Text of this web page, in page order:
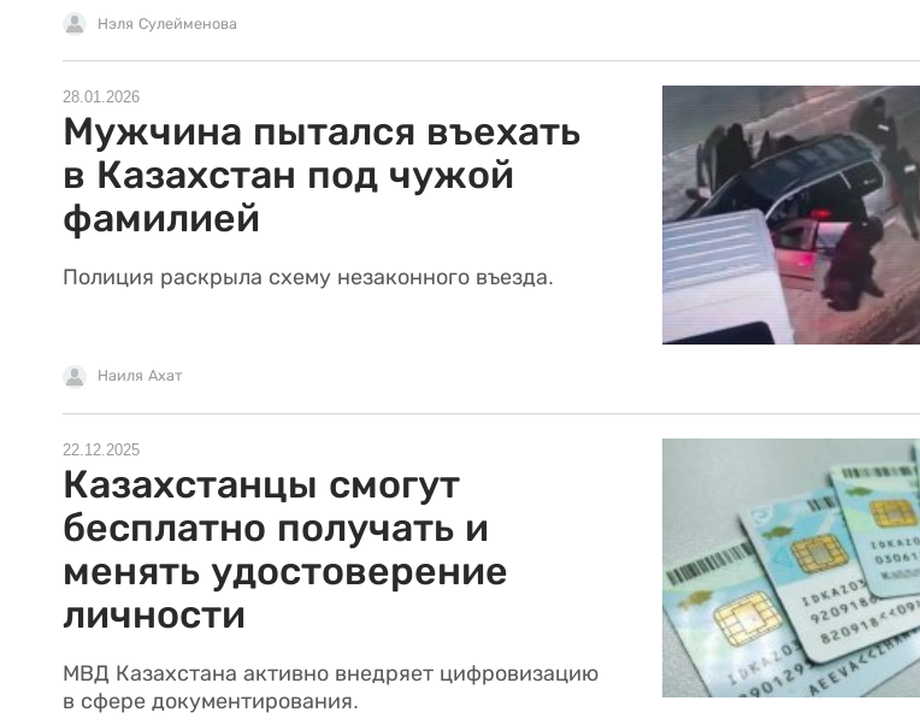
Нэля Сулейменова
28.01.2026
Мужчина пытался въехать
в Казахстан под чужой
фамилией
Полиция раскрыла схему незаконного въезда.
Наиля Ахат
22.12.2025
Казахстанцы смогут
бесплатно получать и
менять удостоверение
личности
МВД Казахстана активно внедряет цифровизацию
в сфере документирования.